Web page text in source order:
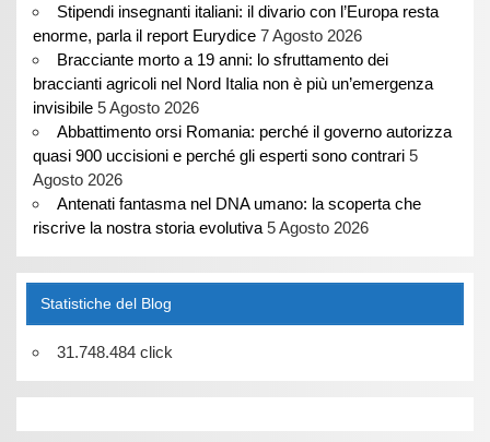
Stipendi insegnanti italiani: il divario con l’Europa resta
enorme, parla il report Eurydice 7 Agosto 2026
Bracciante morto a 19 anni: lo sfruttamento dei
braccianti agricoli nel Nord Italia non è più un’emergenza
invisibile 5 Agosto 2026
Abbattimento orsi Romania: perché il governo autorizza
quasi 900 uccisioni e perché gli esperti sono contrari 5
Agosto 2026
Antenati fantasma nel DNA umano: la scoperta che
riscrive la nostra storia evolutiva 5 Agosto 2026
Statistiche del Blog
31.748.484 click